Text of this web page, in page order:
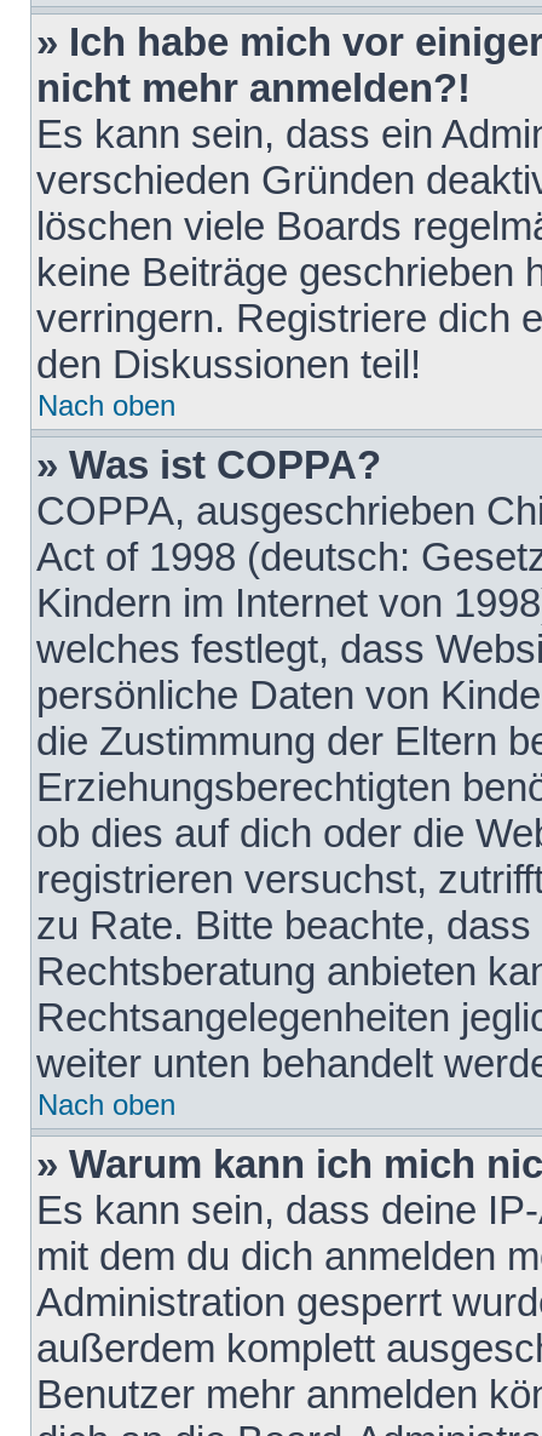
» Ich habe mich vor
nicht mehr anmelden?!
Es kann sein, dass ein
verschieden Gründen
löschen viele Boards
keine Beiträge geschrieben
verringern. Registriere dich
den Diskussionen teil!
Nach oben
» Was ist COPPA?
COPPA, ausgeschrieben
Act of 1998 (deutsch:
Kindern im Internet von
welches festlegt, dass
persönliche Daten von
die Zustimmung der Eltern
Erziehungsberechtigten
ob dies auf dich oder die
registrieren versuchst,
zu Rate. Bitte beachte,
Rechtsberatung anbieten
Rechtsangelegenheiten
weiter unten behandelt
Nach oben
» Warum kann ich mich
Es kann sein, dass deine
mit dem du dich anmelden
Administration gesperrt
außerdem komplett
Benutzer mehr anmelden